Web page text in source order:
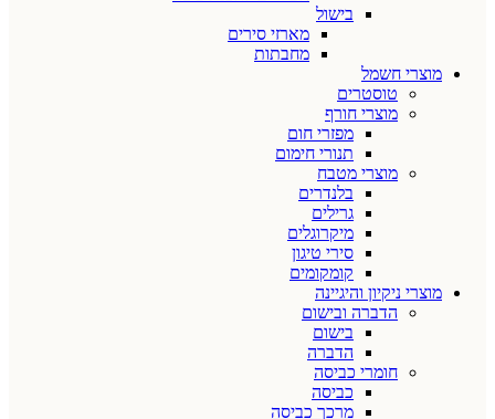
בישול
מארזי סירים
מחבתות
מוצרי חשמל
טוסטרים
מוצרי חורף
מפזרי חום
תנורי חימום
מוצרי מטבח
בלנדרים
גרילים
מיקרוגלים
סירי טיגון
קומקומים
מוצרי ניקיון והיגיינה
הדברה ובישום
בישום
הדברה
חומרי כביסה
כביסה
מרכך כביסה